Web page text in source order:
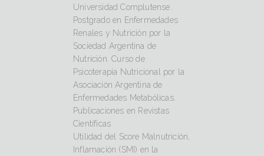
Universidad Complutense.
Postgrado en Enfermedades
Renales y Nutrición por la
Sociedad Argentina de
Nutrición. Curso de
Psicoterapia Nutricional por la
Asociación Argentina de
Enfermedades Metabólicas.
Publicaciones en Revistas
Científicas
Utilidad del Score Malnutrición,
Inflamación (SMI) en la